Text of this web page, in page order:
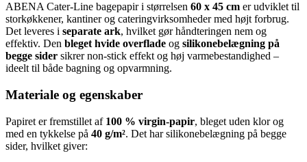
ABENA Cater-Line bagepapir i størrelsen 60 x 45 cm er udviklet til
storkøkkener, kantiner og cateringvirksomheder med højt forbrug.
Det leveres i separate ark, hvilket gør håndteringen nem og
effektiv. Den bleget hvide overflade og silikonebelægning på
begge sider sikrer non-stick effekt og høj varmebestandighed –
ideelt til både bagning og opvarmning.
Materiale og egenskaber
Papiret er fremstillet af 100 % virgin-papir, bleget uden klor og
med en tykkelse på 40 g/m². Det har silikonebelægning på begge
sider, hvilket giver: